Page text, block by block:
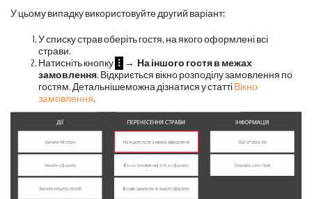
У цьому випадку використовуйте другий варіант:
У списку страв оберіть гостя, на якого оформлені всі
страви.
Натисніть кнопку ⁝ → На іншого гостя в межах
замовлення. Відкриється вікно розподілу замовлення по
гостям. Детальнішеможна дізнатися у статтіВікно
замовлення.